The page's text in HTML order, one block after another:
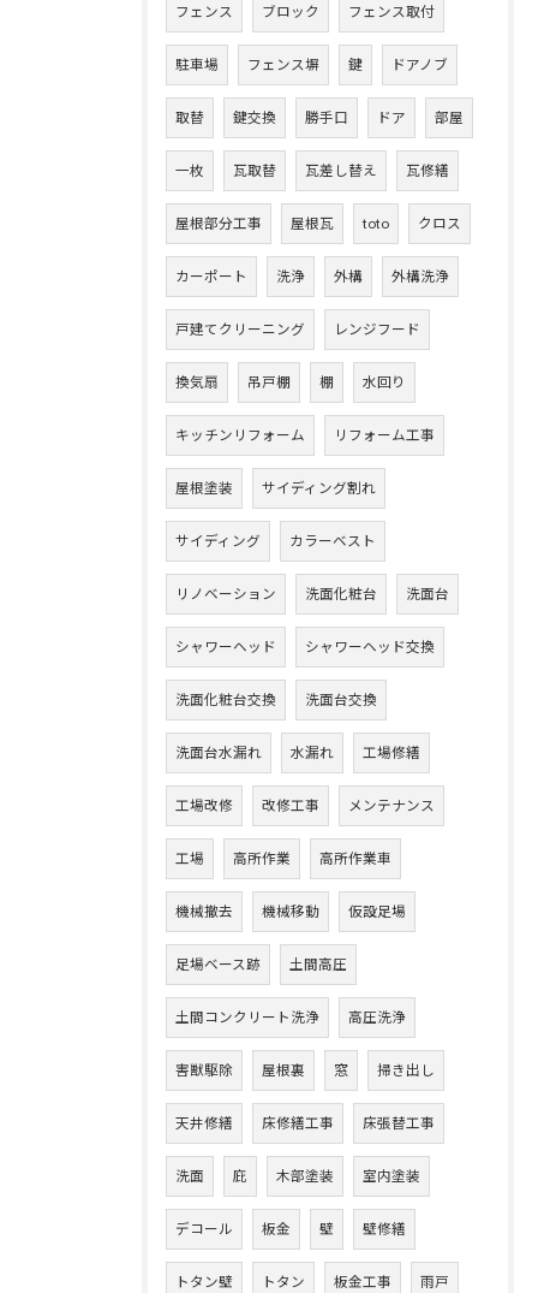
フェンス ブロック フェンス取付
駐車場 フェンス塀 鍵 ドアノブ
取替 鍵交換 勝手口 ドア 部屋
一枚 瓦取替 瓦差し替え 瓦修繕
屋根部分工事 屋根瓦 toto クロス
カーポート 洗浄 外構 外構洗浄
戸建てクリーニング レンジフード
換気扇 吊戸棚 棚 水回り
キッチンリフォーム リフォーム工事
屋根塗装 サイディング割れ
サイディング カラーベスト
リノベーション 洗面化粧台 洗面台
シャワーヘッド シャワーヘッド交換
洗面化粧台交換 洗面台交換
洗面台水漏れ 水漏れ 工場修繕
工場改修 改修工事 メンテナンス
工場 高所作業 高所作業車
機械撤去 機械移動 仮設足場
足場ベース跡 土間高圧
土間コンクリート洗浄 高圧洗浄
害獣駆除 屋根裏 窓 掃き出し
天井修繕 床修繕工事 床張替工事
洗面 庇 木部塗装 室内塗装
デコール 板金 壁 壁修繕
トタン壁 トタン 板金工事 雨戸